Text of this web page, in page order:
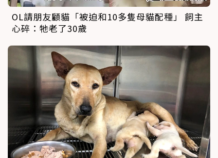
OL請朋友顧貓「被迫和10多隻母貓配種」 飼主
心碎：牠老了30歲